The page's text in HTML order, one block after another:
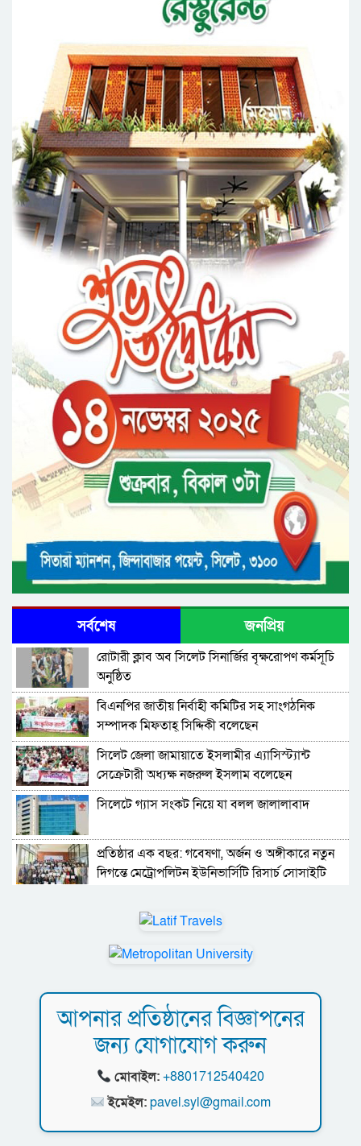
সিলেটে সড়ক দু*র্ঘ*ট*নায় প্রাণ গেল যুবকের
নর্থ ইস্ট ইউনিভার্সিটিতে রচনা ও আবৃত্তি
প্রতিযোগিতার পুরষ্কার বিতরণী অনুষ্ঠিত
সিকৃবি’তে জুলাই গণ-অভ্যুত্থান দিবস উপলক্ষে
বৃক্ষরোপণ কর্মসুচি পালন
রসময় মেমোরিয়াল উচ্চ বিদ্যালয়ের নতুন ভবনের
উদ্বোধন করলেন মন্ত্রী মুক্তাদির
মেট্রোপলিটন ইউনিভার্সিটিতে “পারস্য কবিতা ও বাংলা
কবিতা: যোগাযোগ ও সম্ভাবনা” শীর্ষক সেমিনার
সিলেটের জোড়া ব্রিজের পাশ থেকে আ ট ক ফরহাদ-
বাদশা
‘জুলাই গণঅভ্যুত্থান স্মৃতি জাদুঘর’ উদ্বোধন করলেন
প্রধানমন্ত্রী
সর্বশেষ জনপ্রিয়
রোটারী ক্লাব অব সিলেট সিনার্জির বৃক্ষরোপণ কর্মসূচি
অনুষ্ঠিত
বিএনপির জাতীয় নির্বাহী কমিটির সহ সাংগঠনিক
সম্পাদক মিফতাহ্ সিদ্দিকী বলেছেন
সিলেট জেলা জামায়াতে ইসলামীর এ্যাসিস্ট্যান্ট
সেক্রেটারী অধ্যক্ষ নজরুল ইসলাম বলেছেন
সিলেটে গ্যাস সংকট নিয়ে যা বলল জালালাবাদ
প্রতিষ্ঠার এক বছর: গবেষণা, অর্জন ও অঙ্গীকারে নতুন
দিগন্তে মেট্রোপলিটন ইউনিভার্সিটি রিসার্চ সোসাইটি
স্মৃতিস্তম্ভে শ্রদ্ধা নিবেদন
সিলেট মহানগর ছাত্রশিবিরের মিছিল সম্পন্ন
ধরিত্রী রক্ষায় আমরা’র উদ্যোগে সিলেটে বৃক্ষ রোপনের
কর্মসূচি পালন
সিলেটে সড়ক দু*র্ঘ*ট*নায় প্রাণ গেল যুবকের
নর্থ ইস্ট ইউনিভার্সিটিতে রচনা ও আবৃত্তি
আপনার প্রতিষ্ঠানের বিজ্ঞাপনের
জন্য যোগাযোগ করুন
মোবাইল:+8801712540420
ইমেইল:pavel.syl@gmail.com